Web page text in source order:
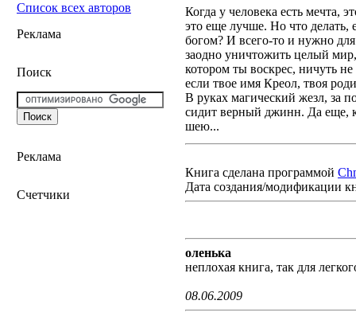
Список всех авторов
Реклама
Поиск
Реклама
Счетчики
Когда у человека есть мечта,
это еще лучше. Но что делать,
богом? И всего-то и нужно
заодно уничтожить целый
котором ты воскрес, ничуть
если твое имя Креол, твоя
В руках магический жезл, за
сидит верный джинн. Да еще,
шею...
Книга сделана программой
Дата создания/модификации
оленька
неплохая книга, так для
08.06.2009